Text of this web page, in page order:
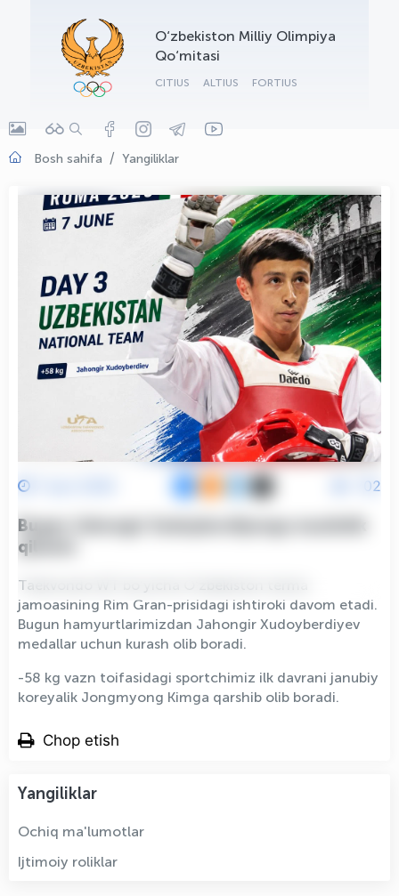
O‘zbekiston Milliy Olimpiya
Qo‘mitasi
CITIUS ALTIUS FORTIUS
Bosh sahifa Yangiliklar
702
Bugun Jahongir Xudoyberdiyevga muxlislik
qilamiz
Taekvondo WT boʻyicha Oʻzbekiston terma
jamoasining Rim Gran-prisidagi ishtiroki davom etadi.
Bugun hamyurtlarimizdan Jahongir Xudoyberdiyev
medallar uchun kurash olib boradi.
-58 kg vazn toifasidagi sportchimiz ilk davrani janubiy
koreyalik Jongmyong Kimga qarshib olib boradi.
Chop etish
Yangiliklar
Ochiq ma'lumotlar
Ijtimoiy roliklar
OLYMPCHIK AI - yordamchi
Onlayn · olympic.uz